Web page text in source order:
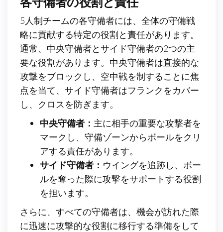
5人制チームの各守備者には、全体の守備戦
略に貢献する特定の役割と責任があります。
通常、中央守備者とサイド守備者の2つの主
要な役割があります。中央守備者は直接的な
攻撃をブロックし、空中戦を制することに焦
点を当て、サイド守備者はフランクをカバー
し、クロスを防ぎます。
中央守備者： 主に相手の重要な攻撃者を
マークし、守備ゾーンからボールをクリ
アする責任があります。
サイド守備者： ウイングを追跡し、ボー
ルを奪った際に攻撃をサポートする役割
を担います。
さらに、すべての守備者は、機会が訪れた際
に迅速に攻撃的な役割に移行する準備をして